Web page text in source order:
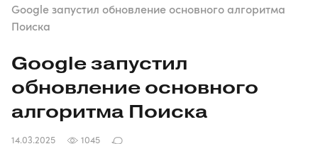
Google запустил обновление основного алгоритма
Поиска
Google запустил
обновление основного
алгоритма Поиска
14.03.2025 1045